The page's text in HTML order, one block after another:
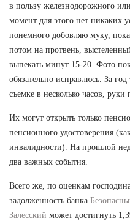
в пользу железнодорожного
момент для этого нет никаких
понемного добовляю муку, пока
потом на протвень,
выпекать минут 15-20. Фото
обязательно исправлюсь. За
съемке в несколько часов, руки
Их могут открыть только
пенсионного удостоверения
инвалидности). На прошлой
два важных события.
Всего же, по оценкам
задолженность банка
Залесский может достигнуть